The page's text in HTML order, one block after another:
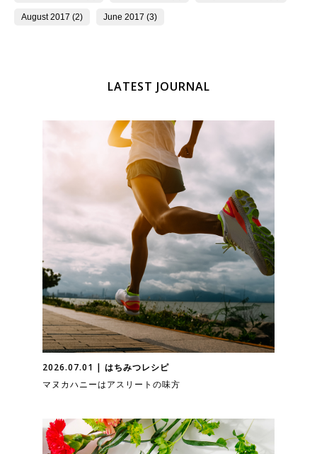
August 2017 (2) June 2017 (3)
LATEST JOURNAL
2026.07.01 | はちみつレシピ
マヌカハニーはアスリートの味方